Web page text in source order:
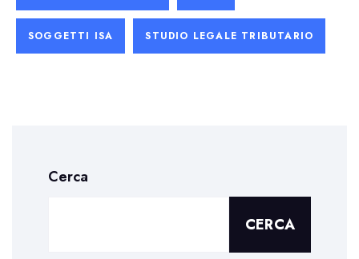
SOGGETTI ISA STUDIO LEGALE TRIBUTARIO
Cerca
CERCA